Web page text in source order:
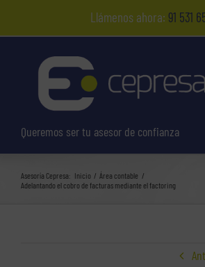
contenido
Llámenos ahora: 91 531
Queremos ser tu asesor de confianza
Asesoría Cepresa: Inicio
Área contable
Adelantando el cobro de facturas mediante el factoring